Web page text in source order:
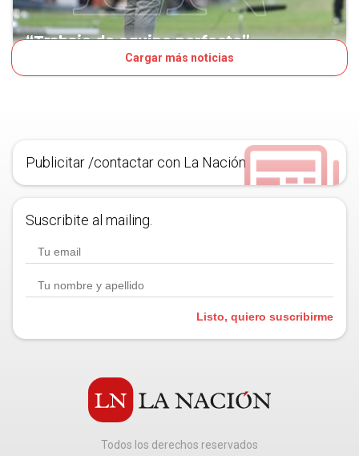
“Trabajo de equipo perfecto”
Cargar más noticias
Publicitar /contactar con La Nación
Suscribite al mailing.
Listo, quiero suscribirme
Todos los derechos reservados